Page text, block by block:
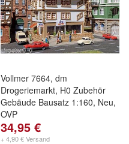
Vollmer 7664, dm
Drogeriemarkt, H0 Zubehör
Gebäude Bausatz 1:160, Neu,
OVP
34,95 €
+ 4,90 € Versand